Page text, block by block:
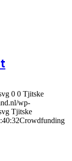
0 0 Tjitske
wp-
Tjitske
Crowdfunding